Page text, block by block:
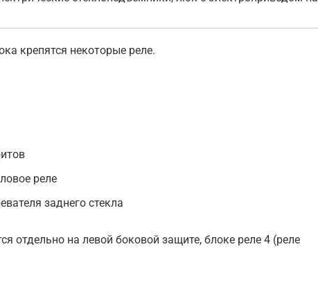
крепятся некоторые реле.
реле
заднего стекла
отдельно на левой боковой защите, блоке реле 4 (реле